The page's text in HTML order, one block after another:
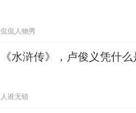
侃侃人物秀
《水浒传》，卢俊义凭什
人谁无错